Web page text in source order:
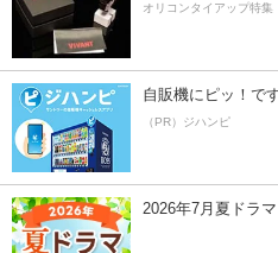
オリコンタイアップ特集
自販機にピッ！で
（PR）ジハンピ
2026年7月夏ドラ